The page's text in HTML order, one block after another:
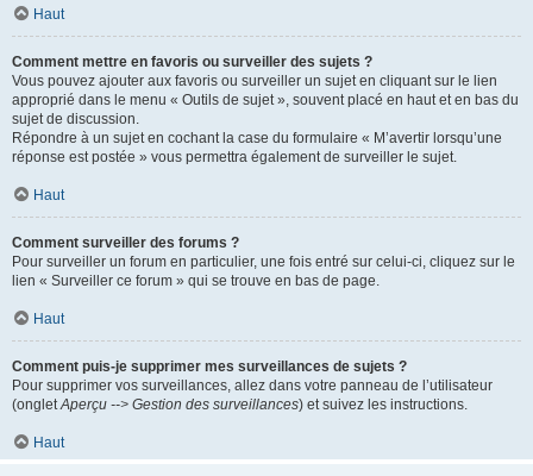
Haut
Comment mettre en favoris ou surveiller des sujets ?
Vous pouvez ajouter aux favoris ou surveiller un sujet en cliquant sur le lien
approprié dans le menu « Outils de sujet », souvent placé en haut et en bas du
sujet de discussion.
Répondre à un sujet en cochant la case du formulaire « M’avertir lorsqu’une
réponse est postée » vous permettra également de surveiller le sujet.
Haut
Comment surveiller des forums ?
Pour surveiller un forum en particulier, une fois entré sur celui-ci, cliquez sur le
lien « Surveiller ce forum » qui se trouve en bas de page.
Haut
Comment puis-je supprimer mes surveillances de sujets ?
Pour supprimer vos surveillances, allez dans votre panneau de l’utilisateur
(ongletAperçu --> Gestion des surveillances) et suivez les instructions.
Haut